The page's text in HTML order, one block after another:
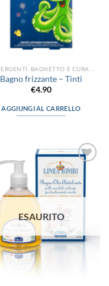
Bagno frizzante – Tinti
€4.90
AGGIUNGI AL CARRELLO
Aggiungi
alla lista
dei
desideri
ESAURITO